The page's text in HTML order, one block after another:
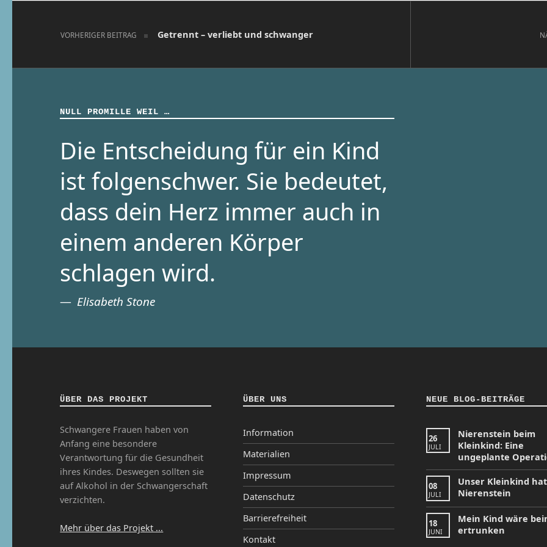
VORHERIGER BEITRAG Getrennt – verliebt und schwanger
NULL PROMILLE WEIL …
Die Entscheidung für ein Kind
ist folgenschwer. Sie bedeutet,
dass dein Herz immer auch in
einem anderen Körper
schlagen wird.
Elisabeth Stone
ÜBER DAS PROJEKT
Schwangere Frauen haben von
Anfang eine besondere
Verantwortung für die Gesundheit
ihres Kindes. Deswegen sollten sie
auf Alkohol in der Schwangerschaft
verzichten.
Mehr über das Projekt ...
ÜBER UNS
Information
Materialien
Impressum
Datenschutz
Barrierefreiheit
Kontakt
NEUE BLOG-BEITRÄGE
26
JULI
Nierenstein beim
Kleinkind: Eine
ungeplante
08
JULI
Unser Kleinkind
Nierenstein
18
JUNI
Mein Kind wäre
ertrunken